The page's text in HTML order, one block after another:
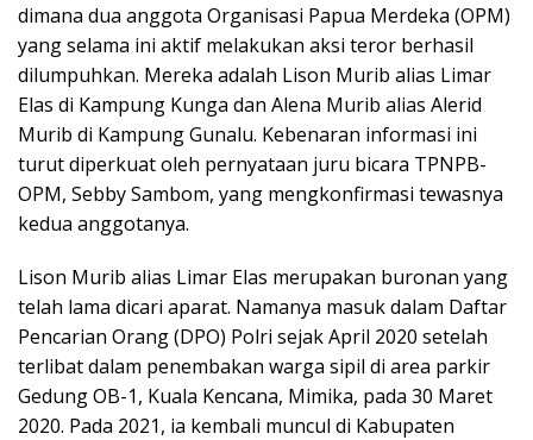
dimana dua anggota Organisasi Papua Merdeka (OPM)
yang selama ini aktif melakukan aksi teror berhasil
dilumpuhkan. Mereka adalah Lison Murib alias Limar
Elas di Kampung Kunga dan Alena Murib alias Alerid
Murib di Kampung Gunalu. Kebenaran informasi ini
turut diperkuat oleh pernyataan juru bicara TPNPB-
OPM, Sebby Sambom, yang mengkonfirmasi tewasnya
kedua anggotanya.
Lison Murib alias Limar Elas merupakan buronan yang
telah lama dicari aparat. Namanya masuk dalam Daftar
Pencarian Orang (DPO) Polri sejak April 2020 setelah
terlibat dalam penembakan warga sipil di area parkir
Gedung OB-1, Kuala Kencana, Mimika, pada 30 Maret
2020. Pada 2021, ia kembali muncul di Kabupaten